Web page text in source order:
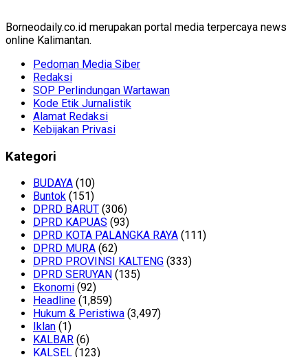
Borneodaily.co.id merupakan portal media terpercaya news
online Kalimantan.
Pedoman Media Siber
Redaksi
SOP Perlindungan Wartawan
Kode Etik Jurnalistik
Alamat Redaksi
Kebijakan Privasi
Kategori
BUDAYA (10)
Buntok (151)
DPRD BARUT (306)
DPRD KAPUAS (93)
DPRD KOTA PALANGKA RAYA (111)
DPRD MURA (62)
DPRD PROVINSI KALTENG (333)
DPRD SERUYAN (135)
Ekonomi (92)
Headline (1,859)
Hukum & Peristiwa (3,497)
Iklan (1)
KALBAR (6)
KALSEL (123)